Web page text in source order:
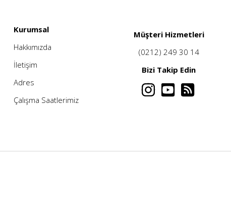
Kurumsal
Hakkımızda
İletişim
Adres
Çalışma Saatlerimiz
Müşteri Hizmetleri
(0212) 249 30 14
Bizi Takip Edin